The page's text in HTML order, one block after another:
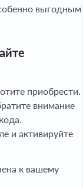
выгодным
приобрести.
внимание
и активируйте
к вашему